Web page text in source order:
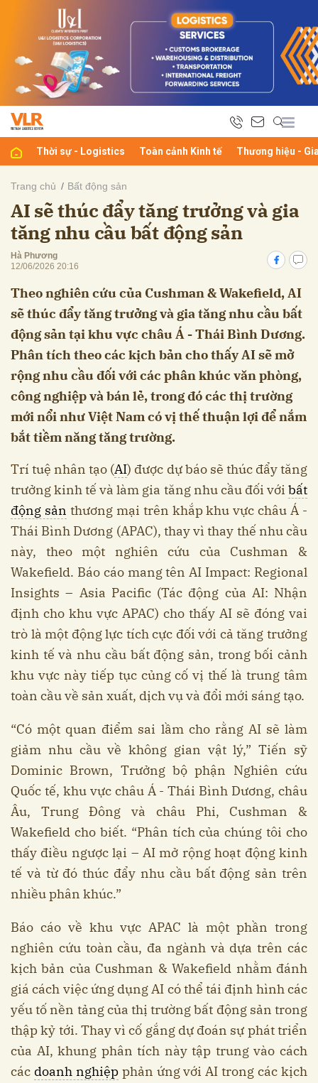
Thời sự - Logistics Toàn cảnh Kinh tế Thương hiệu -
Trang chủ Bất động sản
AI sẽ thúc đẩy tăng trưởng và gia
tăng nhu cầu bất động sản
Hà Phương
12/06/2026 20:16
Theo nghiên cứu của Cushman & Wakefield, AI
sẽ thúc đẩy tăng trưởng và gia tăng nhu cầu bất
động sản tại khu vực châu Á - Thái Bình Dương.
Phân tích theo các kịch bản cho thấy AI sẽ mở
rộng nhu cầu đối với các phân khúc văn phòng,
công nghiệp và bán lẻ, trong đó các thị trường
mới nổi như Việt Nam có vị thế thuận lợi để nắm
bắt tiềm năng tăng trường.
Trí tuệ nhân tạo (AI) được dự báo sẽ thúc đẩy tăng
trưởng kinh tế và làm gia tăng nhu cầu đối với bất
động sản thương mại trên khắp khu vực châu Á -
Thái Bình Dương (APAC), thay vì thay thế nhu cầu
này, theo một nghiên cứu của Cushman &
Wakefield. Báo cáo mang tên AI Impact: Regional
Insights – Asia Pacific (Tác động của AI: Nhận
định cho khu vực APAC) cho thấy AI sẽ đóng vai
trò là một động lực tích cực đối với cả tăng trưởng
kinh tế và nhu cầu bất động sản, trong bối cảnh
khu vực này tiếp tục củng cố vị thế là trung tâm
toàn cầu về sản xuất, dịch vụ và đổi mới sáng tạo.
“Có một quan điểm sai lầm cho rằng AI sẽ làm
giảm nhu cầu về không gian vật lý,” Tiến sỹ
Dominic Brown, Trưởng bộ phận Nghiên cứu
Quốc tế, khu vực châu Á - Thái Bình Dương, châu
Âu, Trung Đông và châu Phi, Cushman &
Wakefield cho biết. “Phân tích của chúng tôi cho
thấy điều ngược lại – AI mở rộng hoạt động kinh
tế và từ đó thúc đẩy nhu cầu bất động sản trên
nhiều phân khúc.”
Báo cáo về khu vực APAC là một phần trong
nghiên cứu toàn cầu, đa ngành và dựa trên các
kịch bản của Cushman & Wakefield nhằm đánh
giá cách việc ứng dụng AI có thể tái định hình các
yếu tố nền tảng của thị trường bất động sản trong
thập kỷ tới. Thay vì cố gắng dự đoán sự phát triển
của AI, khung phân tích này tập trung vào cách
các doanh nghiệpphản ứng với AI trong các kịch
luận
Hủy